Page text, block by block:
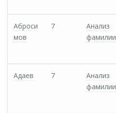
Аброси
мов
7
Анализ
фамилии
Адаев 7
Анализ
фамилии